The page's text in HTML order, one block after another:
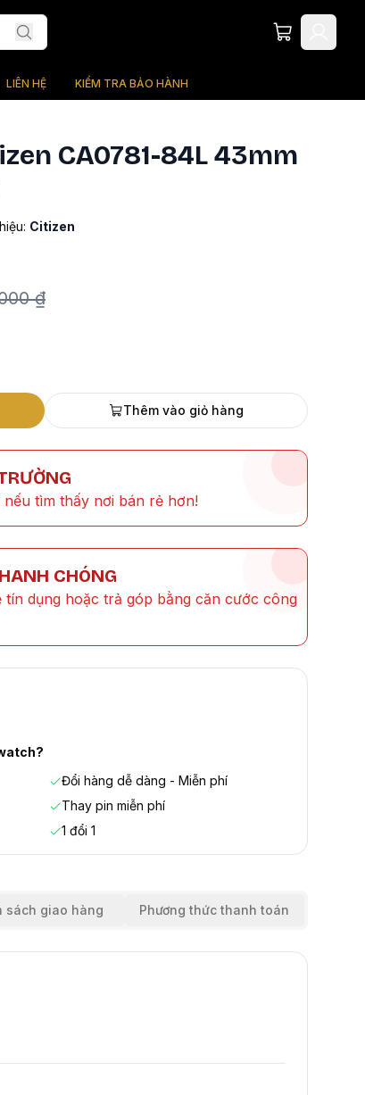
LIÊN HỆ KIỂM TRA BẢO HÀNH
CA0781-84L 43mm
Citizen
₫
Thêm vào giỏ hàng
nếu tìm thấy nơi bán rẻ hơn!
CHÓNG
tín dụng hoặc trả góp bằng căn cước công
Đổi hàng dễ dàng - Miễn phí
Thay pin miễn phí
1 đổi 1
sách giao hàng Phương thức thanh toán